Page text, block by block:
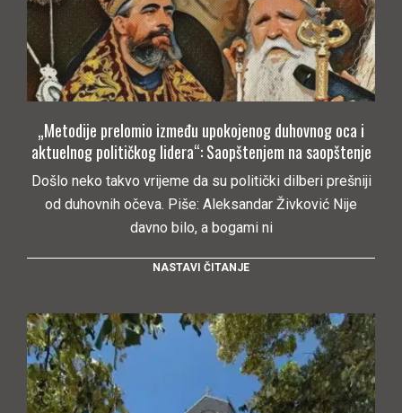
„Metodije prelomio između upokojenog duhovnog oca i
aktuelnog političkog lidera“: Saopštenjem na saopštenje
Došlo neko takvo vrijeme da su politički dilberi prešniji
od duhovnih očeva. Piše: Aleksandar Živković Nije
davno bilo, a bogami ni
NASTAVI ČITANJE